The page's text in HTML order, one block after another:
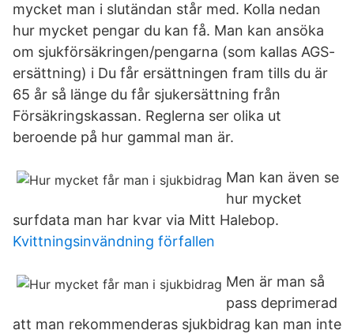
mycket man i slutändan står med. Kolla nedan
hur mycket pengar du kan få. Man kan ansöka
om sjukförsäkringen/pengarna (som kallas AGS-
ersättning) i Du får ersättningen fram tills du är
65 år så länge du får sjukersättning från
Försäkringskassan. Reglerna ser olika ut
beroende på hur gammal man är.
Man kan även se
hur mycket
surfdata man har kvar via Mitt Halebop.
Kvittningsinvändning förfallen
Men är man så
pass deprimerad
att man rekommenderas sjukbidrag kan man inte